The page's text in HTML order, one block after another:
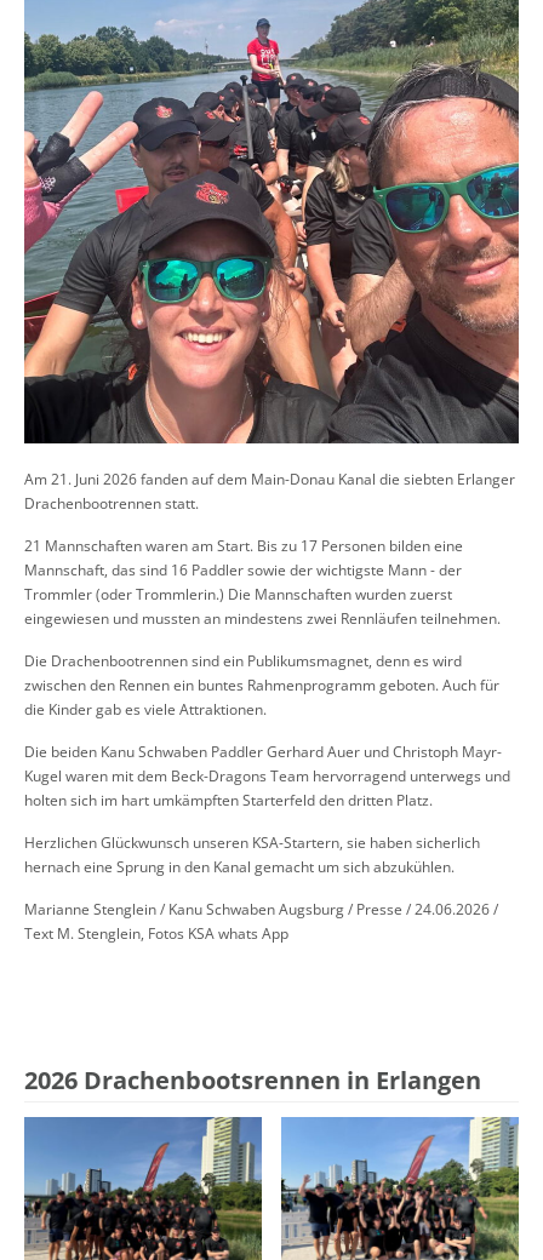
Am 21. Juni 2026 fanden auf dem Main-Donau Kanal die siebten Erlanger
Drachenbootrennen statt.
21 Mannschaften waren am Start. Bis zu 17 Personen bilden eine
Mannschaft, das sind 16 Paddler sowie der wichtigste Mann - der
Trommler (oder Trommlerin.) Die Mannschaften wurden zuerst
eingewiesen und mussten an mindestens zwei Rennläufen teilnehmen.
Die Drachenbootrennen sind ein Publikumsmagnet, denn es wird
zwischen den Rennen ein buntes Rahmenprogramm geboten. Auch für
die Kinder gab es viele Attraktionen.
Die beiden Kanu Schwaben Paddler Gerhard Auer und Christoph Mayr-
Kugel waren mit dem Beck-Dragons Team hervorragend unterwegs und
holten sich im hart umkämpften Starterfeld den dritten Platz.
Herzlichen Glückwunsch unseren KSA-Startern, sie haben sicherlich
hernach eine Sprung in den Kanal gemacht um sich abzukühlen.
Marianne Stenglein / Kanu Schwaben Augsburg / Presse / 24.06.2026 /
Text M. Stenglein, Fotos KSA whats App
2026 Drachenbootsrennen in Erlangen